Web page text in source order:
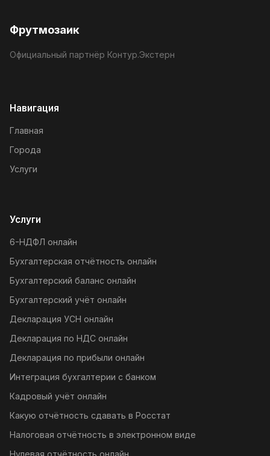
Фрутмозаик
Официальный партнёр Контур.Экстерн
Навигация
Главная
Города
Услуги
Услуги
6-НДФЛ онлайн
Бухгалтерская отчётность онлайн
Бухгалтерский баланс онлайн
Бухгалтерский учёт онлайн
Декларация УСН онлайн
Декларация по НДС онлайн
Декларация по прибыли онлайн
Интеграция бухгалтерии с банком
Кадровый учёт онлайн
Какую отчётность сдавать в Росстат
Налоговая отчётность в электронном виде
Нулевая отчётность онлайн